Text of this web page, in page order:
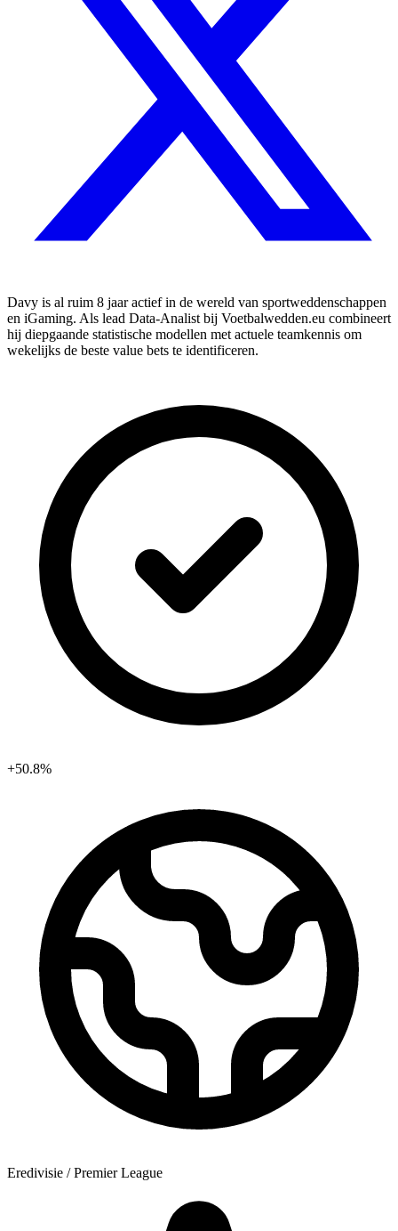
Davy is al ruim 8 jaar actief in de wereld van sportweddenschappen
en iGaming. Als lead Data-Analist bij Voetbalwedden.eu combineert
hij diepgaande statistische modellen met actuele teamkennis om
wekelijks de beste value bets te identificeren.
+50.8%
Eredivisie / Premier League